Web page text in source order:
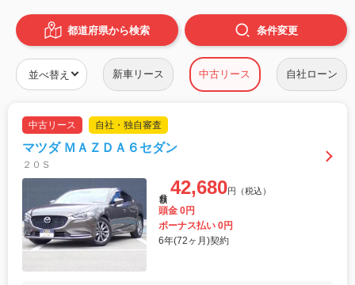
都道府県から検索 条件変更
新車リース 中古リース 自社ローン
中古リース 自社・独自審査
マツダ ＭＡＺＤＡ６セダン
２０Ｓ
42,680円（税込）
頭金 0円
ボーナス払い 0円
6年(72ヶ月)契約